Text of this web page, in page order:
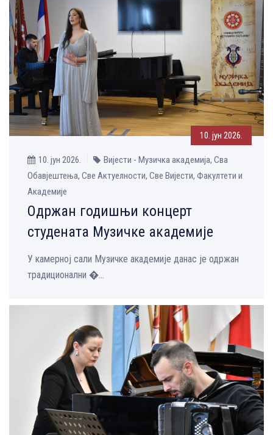
10. јун 2026.
10. јун 2026.
Вијести - Музичка aкадемија, Сва
Обавјештења, Све Aктуелности, Све Вијести, Факултети и
Академије
Одржан годишњи концерт
студената Mузичке академије
У камерној сали Музичке академије данас је одржан
традиционални �...